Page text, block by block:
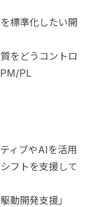
標準化したい開
をどうコントロ
PL
ィブやAIを活用
フトを支援して
動開発支援」